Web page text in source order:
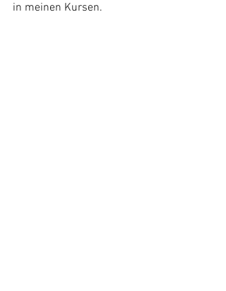
in meinen Kursen.